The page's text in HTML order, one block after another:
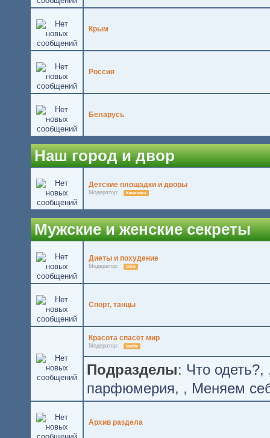
Крым
Россия
Беларусь
Наш город и двор
Детские площадки и дворы
Модератор: Клюковка
Мужские и женские секреты
Диеты и похудение
Модератор: Dare
Спорт, танцы
Красота спасёт мир
Модератор: ionifie
Подразделы: Что одеть?
парфюмерия
, Меняем
Архив раздела